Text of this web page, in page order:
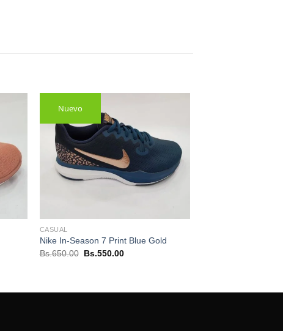
Nuevo
CASUAL
Nike In-Season 7 Print Blue Gold
Bs.650.00 El
Bs.550.00El